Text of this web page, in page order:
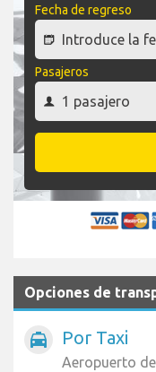
Fecha de regreso
Pasajeros
Opciones de
local_taxi Por Taxi
Aeropuerto